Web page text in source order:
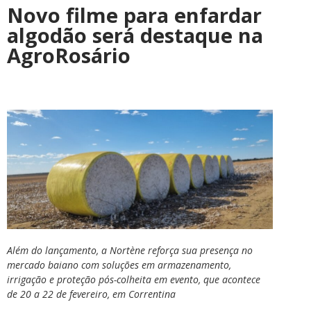
Novo filme para enfardar
algodão será destaque na
AgroRosário
Além do lançamento, a Nortène reforça sua presença no
mercado baiano com soluções em armazenamento,
irrigação e proteção pós-colheita em evento, que acontece
de 20 a 22 de fevereiro, em Correntina